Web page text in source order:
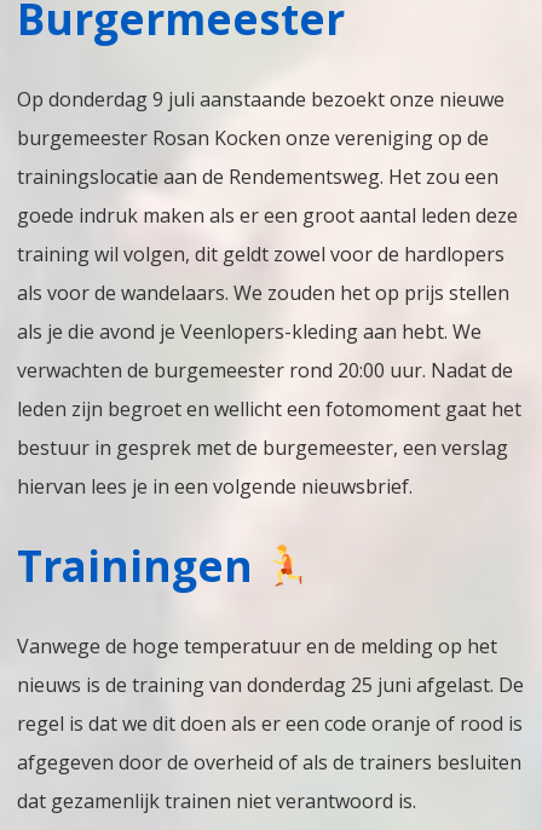
Burgermeester
Op donderdag 9 juli aanstaande bezoekt onze nieuwe
burgemeester Rosan Kocken onze vereniging op de
trainingslocatie aan de Rendementsweg. Het zou een
goede indruk maken als er een groot aantal leden deze
training wil volgen, dit geldt zowel voor de hardlopers
als voor de wandelaars. We zouden het op prijs stellen
als je die avond je Veenlopers-kleding aan hebt. We
verwachten de burgemeester rond 20:00 uur. Nadat de
leden zijn begroet en wellicht een fotomoment gaat het
bestuur in gesprek met de burgemeester, een verslag
hiervan lees je in een volgende nieuwsbrief.
Trainingen
Vanwege de hoge temperatuur en de melding op het
nieuws is de training van donderdag 25 juni afgelast. De
regel is dat we dit doen als er een code oranje of rood is
afgegeven door de overheid of als de trainers besluiten
dat gezamenlijk trainen niet verantwoord is.